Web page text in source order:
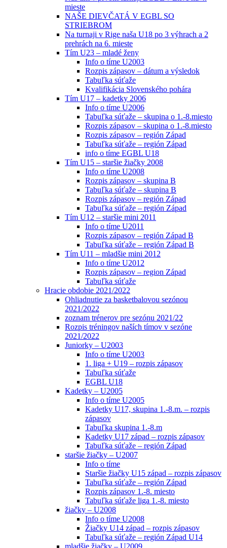
mieste
NAŠE DIEVČATÁ V EGBL SO
STRIEBROM
Na turnaji v Rige naša U18 po 3 výhrach a 2
prehrách na 6. mieste
Tím U23 – mladé ženy
Info o tíme U2003
Rozpis zápasov – dátum a výsledok
Tabuľka súťaže
Kvalifikácia Slovenského pohára
Tím U17 – kadetky 2006
Info o tíme U2006
Tabuľka súťaže – skupina o 1.-8.miesto
Rozpis zápasov – skupina o 1.-8.miesto
Rozpis zápasov – región Západ
Tabuľka súťaže – región Západ
info o tíme EGBL U18
Tím U15 – staršie žiačky 2008
Info o tíme U2008
Rozpis zápasov – skupina B
Tabuľka súťaže – skupina B
Rozpis zápasov – región Západ
Tabuľka súťaže – región Západ
Tím U12 – staršie mini 2011
Info o tíme U2011
Rozpis zápasov – región Západ B
Tabuľka súťaže – región Západ B
Tím U11 – mladšie mini 2012
Info o tíme U2012
Rozpis zápasov – region Západ
Tabuľka súťaže
Hracie obdobie 2021/2022
Ohliadnutie za basketbalovou sezónou
2021/2022
zoznam trénerov pre sezónu 2021/22
Rozpis tréningov naších tímov v sezóne
2021/2022
Juniorky – U2003
Info o tíme U2003
1. liga + U19 – rozpis zápasov
Tabuľka súťaže
EGBL U18
Kadetky – U2005
Info o tíme U2005
Kadetky U17, skupina 1.-8.m. – rozpis
zápasov
Tabuľka skupina 1.-8.m
Kadetky U17 západ – rozpis zápasov
Tabuľka súťaže – región Západ
staršie žiačky – U2007
Info o tíme
Staršie žiačky U15 západ – rozpis zápasov
Tabuľka súťaže – región Západ
Rozpis zápasov 1.-8. miesto
Tabuľka súťaže liga 1.-8. miesto
žiačky – U2008
Info o tíme U2008
Žiačky U14 západ – rozpis zápasov
Tabuľka súťaže – región Západ U14
mladšie žiačky – U2009